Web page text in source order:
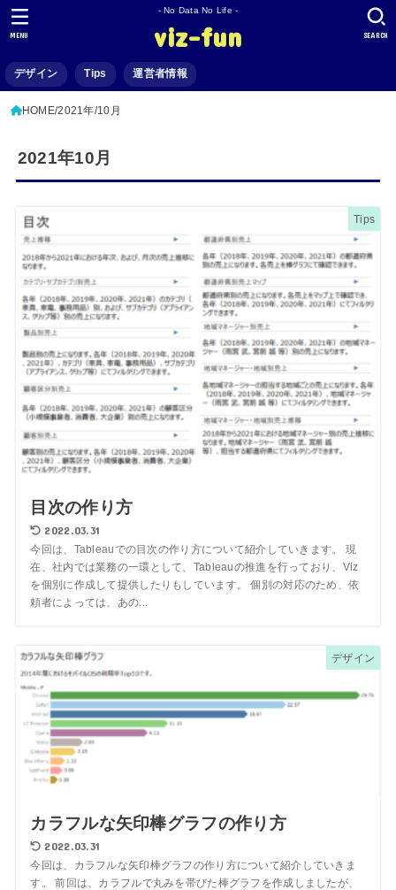
- No Data No Life -
viz-fun
デザイン Tips 運営者情報
SEARCH
MENU
HOME 2021年 10月
2021年10月
Tips
目次の作り方
2022.03.31
今回は、Tableauでの目次の作り方について紹介していきます。 現
在、社内では業務の一環として、Tableauの推進を行っており、Viz
を個別に作成して提供したりもしています。 個別の対応のため、依
頼者によっては、あの...
デザイン
カラフルな矢印棒グラフの作り方
2022.03.31
今回は、カラフルな矢印棒グラフの作り方について紹介していきま
す。 前回は、カラフルで丸みを帯びた棒グラフを作成しましたが、